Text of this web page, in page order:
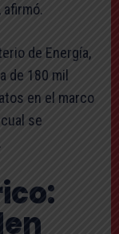
de Energía,
de 180 mil
en el marco
se